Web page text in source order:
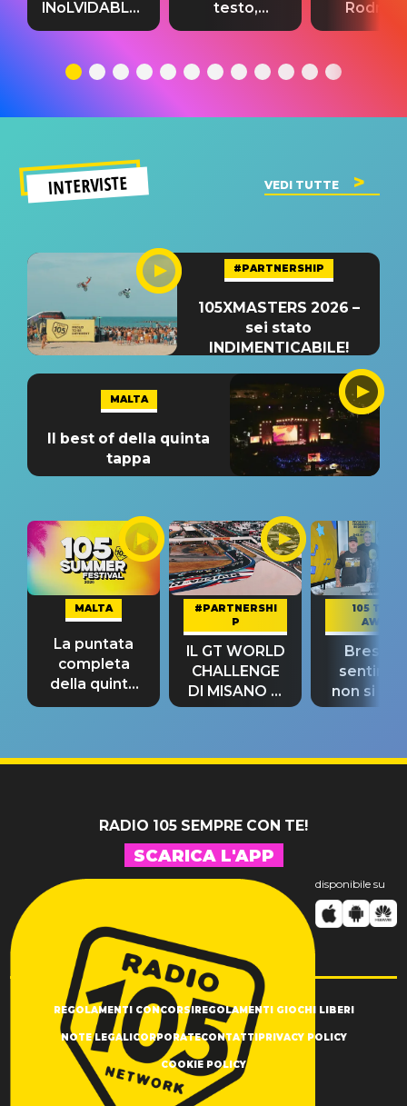
INoLVIDABLE”:
testo,
significato
testo,
traduzione e
del singolo
testo,
INTERVISTE VEDI TUTTE
#PARTNERSHIP
105XMASTERS 2026 –
sei stato
INDIMENTICABILE!
MALTA
Il best of della quinta
tappa
MALTA
La puntata
completa
della quinta
tappa
#PARTNERSHI
P
IL GT WORLD
CHALLENGE
DI MISANO si
riconferma
105 TAKE
AWAY
Bresh:
non si
fino alla
RADIO 105 SEMPRE CON TE!
SCARICA L'APP
disponibile su
REGOLAMENTI CONCORSI REGOLAMENTI GIOCHI LIBERI
NOTE LEGALI CORPORATECONTATTI PRIVACY POLICY
COOKIE POLICY